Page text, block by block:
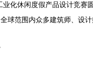
化休闲度假产品设计竞赛
范围内众多建筑师、设